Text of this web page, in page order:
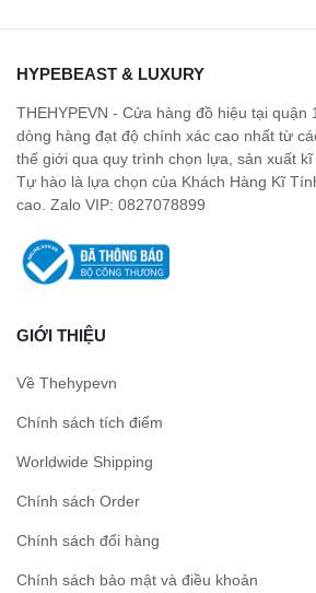
HYPEBEAST & LUXURY
THEHYPEVN - Cửa hàng đồ hiệu tại quận
dòng hàng đạt độ chính xác cao nhất từ
thế giới qua quy trình chọn lựa, sản xuất
Tự hào là lựa chọn của Khách Hàng Kĩ
cao. Zalo VIP: 0827078899
GIỚI THIỆU
Về Thehypevn
Chính sách tích điểm
Worldwide Shipping
Chính sách Order
Chính sách đổi hàng
Chính sách bảo mật và điều khoản